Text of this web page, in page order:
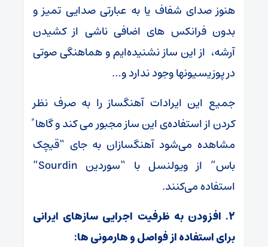
هنوز صدای شفاف یا به عبارتی صدایی تمیز و
بدون فرانکس های اضافی ناشی از کشیدن
آرشه، از این ساز نشنیده‌ایم و هماهنگی صوتی
در پوزیسیونها وجود ندارد و…
جمیع این ایرادات آهنگساز را به صرف نظر
کردن از استفاده‌ی این ساز مجبور می کند و گاها ً
مشاهده می‌شود آهنگسازان به جای “قیچک
باس” از ویولنسل با “سوردین Sourdin”
استفاده می‌کنند.
۲. افزودن به ظرفیت اجرایی سازهای ایرانی
برای استفاده از فواصل و هارمونی ها: